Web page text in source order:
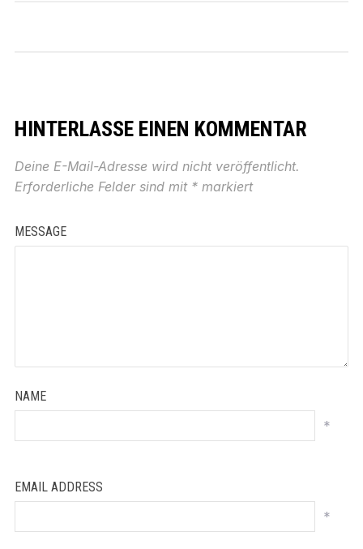
HINTERLASSE EINEN KOMMENTAR
Deine E-Mail-Adresse wird nicht veröffentlicht.
Erforderliche Felder sind mit *markiert
MESSAGE
NAME
*
EMAIL ADDRESS
*